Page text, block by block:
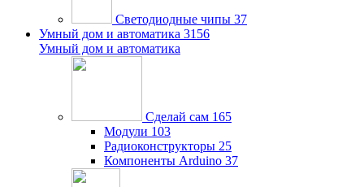
Светодиодные чипы 37
Умный дом и автоматика 3156
Умный дом и автоматика
Сделай сам 165
Модули 103
Радиоконструкторы 25
Компоненты Arduino 37